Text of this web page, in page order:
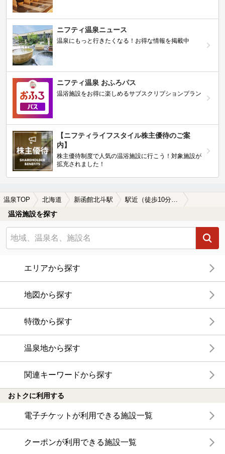
ニフティ温泉ニュース
温泉にもっと行きたくなる！お得な情報を掲載中
ニフティ温泉 おふろパス
温浴施設をお得に楽しめるサブスクリプションプラン
【ニフティライフスタイル株主優待のご案
内】
株主優待制度で人気の温浴施設に行こう！対象施設が
拡充されました！
温泉TOP 北海道 新函館北斗駅
温浴施設を探す
エリアから探す
地図から探す
特徴から探す
温泉地から探す
関連キーワードから探す
おトクに利用する
電子チケットが利用できる施設一覧
クーポンが利用できる施設一覧